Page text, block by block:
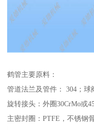
鹤管主要原料：
管道法兰及管件： 304；球
旋转接头：外圈30CrMo或
主密封圈：PTFE，不锈钢骨